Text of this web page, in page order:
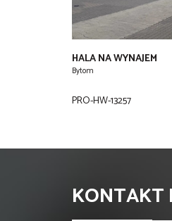
HALA NA WYNAJEM
Bytom
PRO-HW-13257
KONTAKT